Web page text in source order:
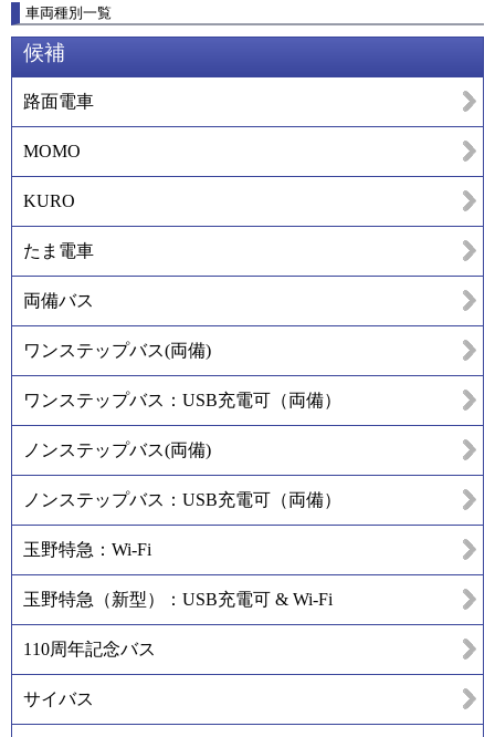
車両種別一覧
候補
路面電車
MOMO
KURO
たま電車
両備バス
ワンステップバス(両備)
ワンステップバス：USB充電可（両備）
ノンステップバス(両備)
ノンステップバス：USB充電可（両備）
玉野特急：Wi-Fi
玉野特急（新型）：USB充電可 & Wi-Fi
110周年記念バス
サイバス